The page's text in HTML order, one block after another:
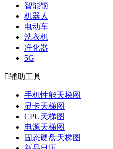
智能锁
机器人
电动车
洗衣机
净化器
5G
辅助工具
手机性能天梯图
显卡天梯图
CPU天梯图
电源天梯图
固态硬盘天梯图